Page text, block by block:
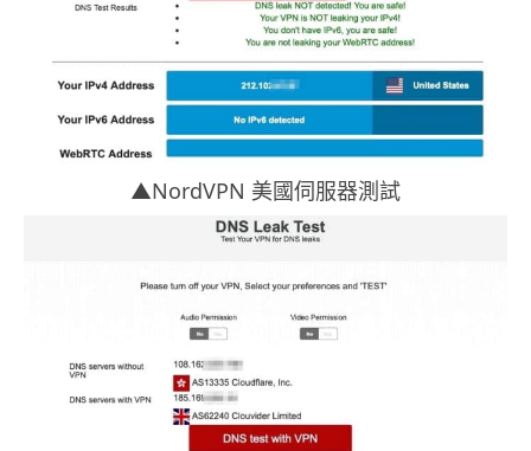
▲NordVPN 美國伺服器測試